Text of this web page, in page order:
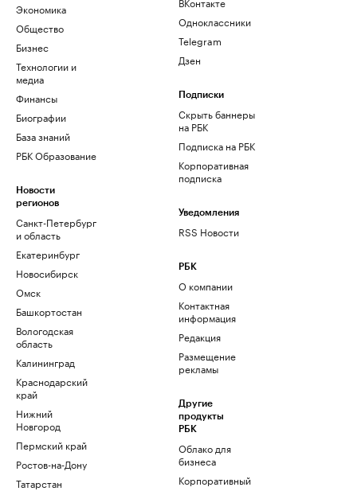
Экономика
Общество
Бизнес
Технологии и
медиа
Финансы
Биографии
База знаний
РБК Образование
Новости
регионов
Санкт-Петербург
и область
Екатеринбург
Новосибирск
Омск
Башкортостан
Вологодская
область
Калининград
Краснодарский
край
Нижний
Новгород
Пермский край
Ростов-на-Дону
Татарстан
Одноклассники
Telegram
Дзен
Подписки
Скрыть баннеры
на РБК
Подписка на РБК
Корпоративная
подписка
Уведомления
RSS Новости
РБК
О компании
Контактная
информация
Редакция
Размещение
рекламы
Другие
продукты
РБК
Облако для
бизнеса
Корпоративный